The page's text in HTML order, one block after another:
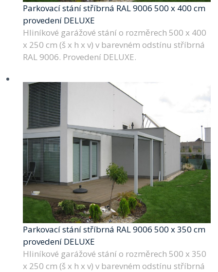
Parkovací stání stříbrná RAL 9006 500 x 400 cm
provedení DELUXE
Hliníkové garážové stání o rozměrech 500 x 400
x 250 cm (š x h x v) v barevném odstínu stříbrná
RAL 9006. Provedení DELUXE.
Parkovací stání stříbrná RAL 9006 500 x 350 cm
provedení DELUXE
Hliníkové garážové stání o rozměrech 500 x 350
x 250 cm (š x h x v) v barevném odstínu stříbrná